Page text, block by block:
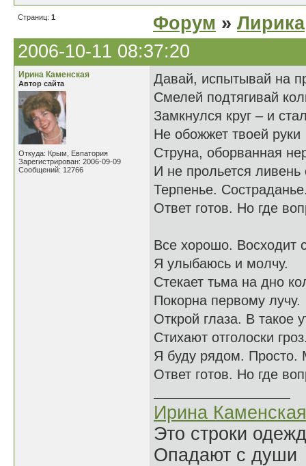
Страниц: 1 Форум » Лирика
2006-10-11 08:37:20
Ирина Каменская
Автор сайта
Откуда: Крым, Евпатория
Зарегистрирован: 2006-09-09
Сообщений: 12766
Давай, испытывай на
Смелей подтягивай
Замкнулся круг – и
Не обожжет твоей руки
Струна, оборванная
И не прольется ливень
Терпенье.
Ответ готов. Но где
Все хорошо. Восходит
Я улыбаюсь и молчу.
Стекает тьма на дно
Покорна первому лучу.
Открой глаза. В такое
Стихают отголоски
Я буду рядом. Просто.
Ответ готов. Но где
Ирина Каменская
Это строки
Опадают с души